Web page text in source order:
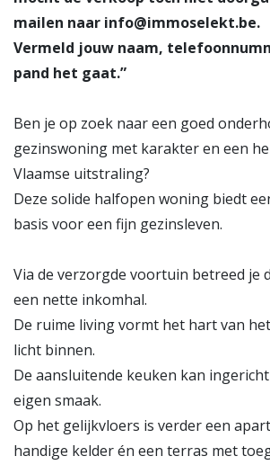
mailen naar info@immoselekt.be.
Vermeld jouw naam,
pand het gaat.”
Ben je op zoek naar een goed
gezinswoning met karakter en een
Vlaamse uitstraling?
Deze solide halfopen woning biedt
basis voor een fijn gezinsleven.
Via de verzorgde voortuin betreed je
een nette inkomhal.
De ruime living vormt het hart van
licht binnen.
De aansluitende keuken kan
eigen smaak.
Op het gelijkvloers is verder een
handige kelder én een terras met